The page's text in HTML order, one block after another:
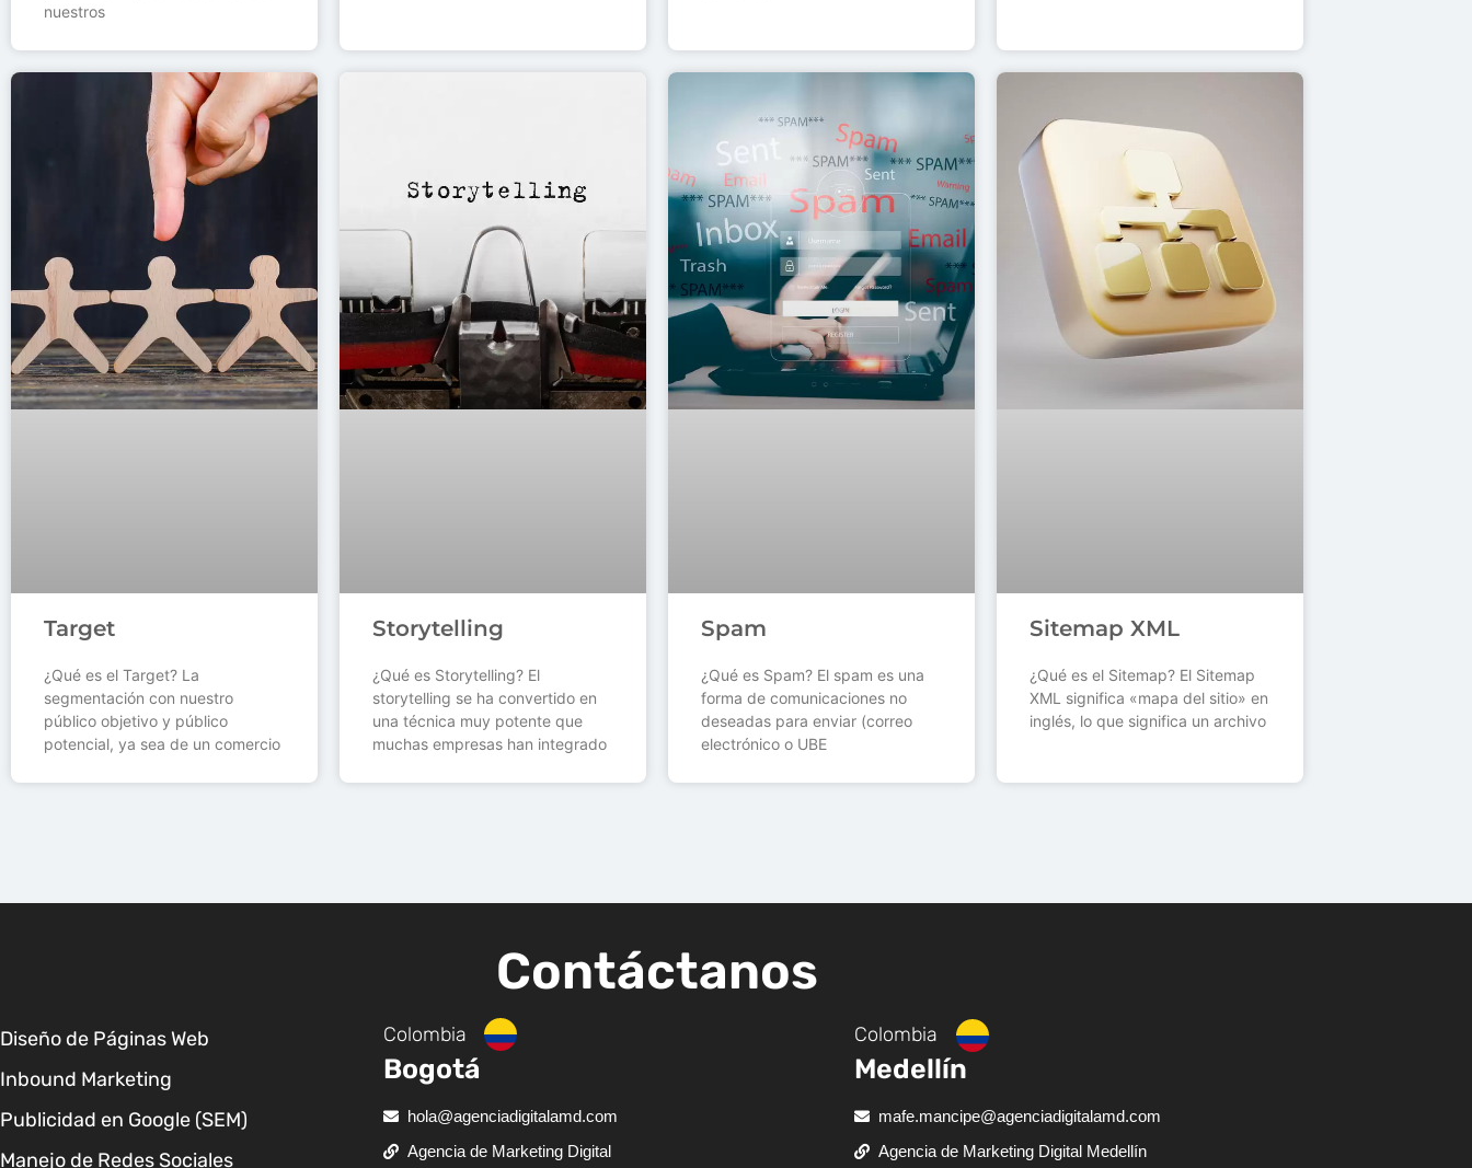
nuestros
Target
¿Qué es el Target? La
segmentación con nuestro
público objetivo y público
potencial, ya sea de un comercio
Storytelling
¿Qué es Storytelling? El
storytelling se ha convertido en
una técnica muy potente que
muchas empresas han integrado
Spam
¿Qué es Spam? El spam es una
forma de comunicaciones no
deseadas para enviar (correo
electrónico o UBE
Sitemap XML
¿Qué es el Sitemap? El Sitemap
XML significa «mapa del sitio» en
inglés, lo que significa un archivo
Contáctanos
Diseño de Páginas Web
Inbound Marketing
Publicidad en Google (SEM)
Manejo de Redes Sociales
Colombia
Bogotá
hola@agenciadigitalamd.com
Agencia de Marketing Digital
Colombia
Medellín
mafe.mancipe@agenciadigitalamd.com
Agencia de Marketing Digital Medellín